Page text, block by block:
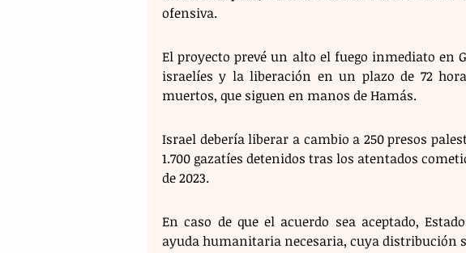
ofensiva.
El proyecto prevé un alto el fuego inmediato en
israelíes y la liberación en un plazo de 72
muertos, que siguen en manos de Hamás.
Israel debería liberar a cambio a 250 presos
1.700 gazatíes detenidos tras los atentados
de 2023.
En caso de que el acuerdo sea aceptado,
ayuda humanitaria necesaria, cuya distribución